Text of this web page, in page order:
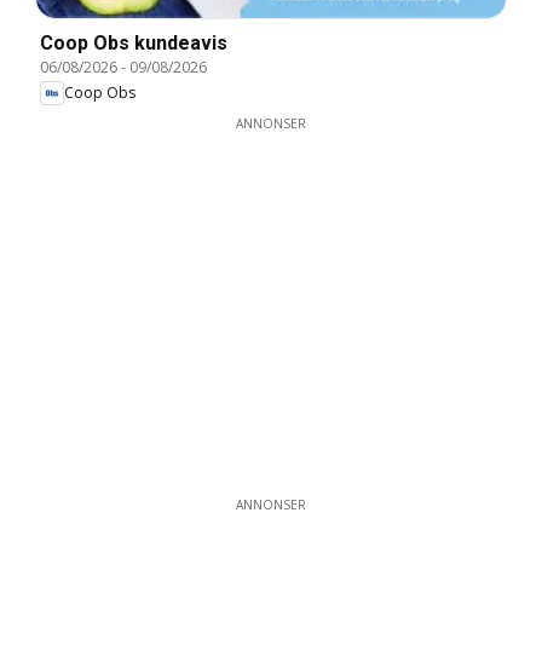
Coop Obs kundeavis
06/08/2026- 09/08/2026
Coop Obs
ANNONSER
ANNONSER